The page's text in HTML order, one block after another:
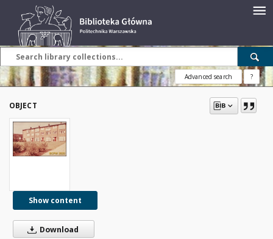
Advanced search ?
OBJECT
Show content
Download